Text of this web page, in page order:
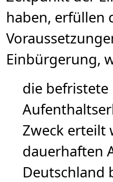
haben, erfüllen
Einbürgerung,
die befristete
Zweck erteilt
dauerhaften
Deutschland